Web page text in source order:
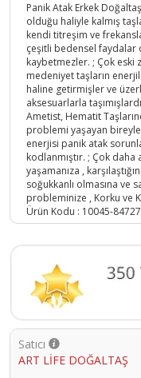
Panik Atak Erkek
olduğu haliyle kalmış
kendi titreşim ve
çeşitli bedensel faydalar
kaybetmezler. ; Çok
medeniyet taşların
haline getirmişler ve
aksesuarlarla
Ametist, Hematit
problemi yaşayan
enerjisi panik atak
kodlanmıştır. ; Çok daha
yaşamanıza ,
soğukkanlı olmasına ve
probleminize , Korku ve
Ürün Kodu : 10045-
Satıcı
ART LİFE DOĞALTAŞ